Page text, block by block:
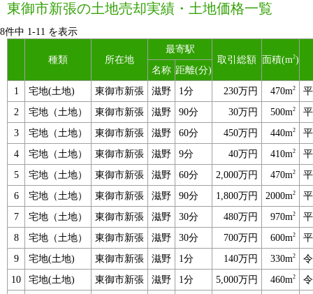
東御市新張の土地売却実績・土地価格一覧
8件中 1-11 を表示
種類 所在地
最寄駅
取引総額 面積(m2)
名称 距離(分)
1
宅地(土地) 東御市新張 滋野 1分 230万円 470m2
2
宅地（土地） 東御市新張 滋野 90分 30万円 500m2
3
宅地（土地） 東御市新張 滋野 60分 450万円 440m2
4
宅地（土地） 東御市新張 滋野 9分 40万円 410m2
5
宅地（土地） 東御市新張 滋野 60分 2,000万円 470m2
6
宅地（土地） 東御市新張 滋野 90分 1,800万円 2000m2
7
宅地（土地） 東御市新張 滋野 30分 480万円 970m2
8
宅地（土地） 東御市新張 滋野 30分 700万円 600m2
9
宅地(土地) 東御市新張 滋野 1分 140万円 330m2
10
宅地(土地) 東御市新張 滋野 1分 5,000万円 460m2